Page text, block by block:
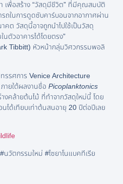
า เพื่อสร้าง “วัสดุมีชีวิต” ที่มีคุณสมบัติ
ในการดูดซับคาร์บอนจากอากาศผ่าน
าคต วัสดุนี้อาจถูกนำไปใช้เป็นวัสดุ
นตัวอาคารได้โดยตรง”
Tibbitt) หัวหน้ากลุ่มวิศวกรรมพอลิ
รรศการ Venice Architecture
ายใต้ผลงานชื่อ Picoplanktonics
างคล้ายต้นไม้ ที่ทำจากวัสดุใหม่นี้ โดย
ได้เทียบเท่าต้นสนอายุ 20 ปีต่อปีเลย
วัตกรรมใหม่ #ไซยาโนแบคทีเรีย